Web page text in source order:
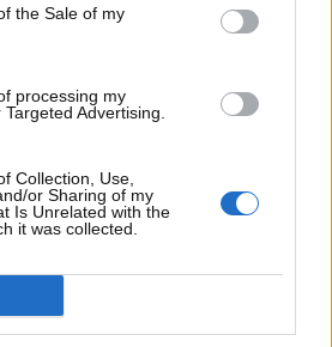
the Sale of my
processing my
Advertising.
Collection, Use,
or Sharing of my
Is Unrelated with the
it was collected.
sistemi di infotainment
display digitali
cloud. Spesso sono presenti
assistita di livello avanzato,